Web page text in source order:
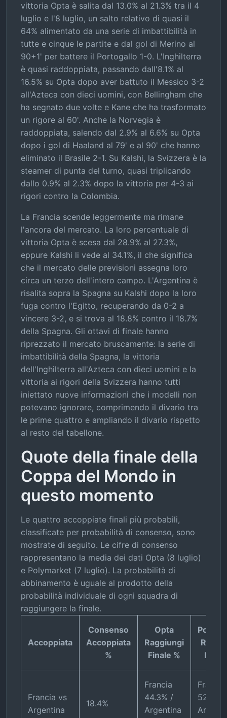
vittoria Opta è salita dal 13.0% al 21.3% tra il 4
luglio e l'8 luglio, un salto relativo di quasi il
64% alimentato da una serie di imbattibilità in
tutte e cinque le partite e dal gol di Merino al
90+1' per battere il Portogallo 1-0. L'Inghilterra
è quasi raddoppiata, passando dall'8.1% al
16.5% su Opta dopo aver battuto il Messico 3-2
all'Azteca con dieci uomini, con Bellingham che
ha segnato due volte e Kane che ha trasformato
un rigore al 60'. Anche la Norvegia è
raddoppiata, salendo dal 2.9% al 6.6% su Opta
dopo i gol di Haaland al 79' e al 90' che hanno
eliminato il Brasile 2-1. Su Kalshi, la Svizzera è la
steamer di punta del turno, quasi triplicando
dallo 0.9% al 2.3% dopo la vittoria per 4-3 ai
rigori contro la Colombia.
La Francia scende leggermente ma rimane
l'ancora del mercato. La loro percentuale di
vittoria Opta è scesa dal 28.9% al 27.3%,
eppure Kalshi li vede al 34.1%, il che significa
che il mercato delle previsioni assegna loro
circa un terzo dell'intero campo. L'Argentina è
risalita sopra la Spagna su Kalshi dopo la loro
fuga contro l'Egitto, recuperando da 0-2 a
vincere 3-2, e si trova al 18.8% contro il 18.7%
della Spagna. Gli ottavi di finale hanno
riprezzato il mercato bruscamente: la serie di
imbattibilità della Spagna, la vittoria
dell'Inghilterra all'Azteca con dieci uomini e la
vittoria ai rigori della Svizzera hanno tutti
iniettato nuove informazioni che i modelli non
potevano ignorare, comprimendo il divario tra
le prime quattro e ampliando il divario rispetto
al resto del tabellone.
Quote della finale della
Coppa del Mondo in
questo momento
Le quattro accoppiate finali più probabili,
classificate per probabilità di consenso, sono
mostrate di seguito. Le cifre di consenso
rappresentano la media dei dati Opta (8 luglio)
e Polymarket (7 luglio). La probabilità di
abbinamento è uguale al prodotto della
probabilità individuale di ogni squadra di
raggiungere la finale.
Accoppiata
Consenso
Accoppiata
%
Opta
Raggiungi
Finale %
Francia vs
Argentina
18.4%
Francia
44.3% /
Argentina
Francia
52% /